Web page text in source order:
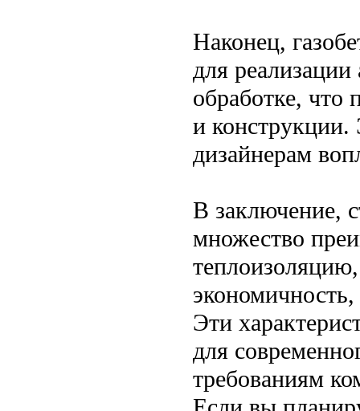
Наконец,
для
обработке, что
и конструкции.
дизайнерам
В заключение,
множество
теплоизоляцию,
Эти
для
требованиям